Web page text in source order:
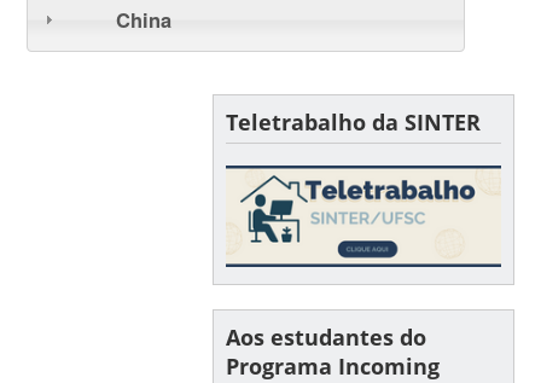
China
Teletrabalho da SINTER
Aos estudantes do
Programa Incoming